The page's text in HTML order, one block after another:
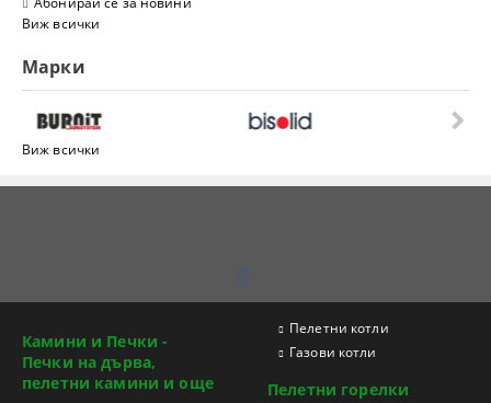
Виж всички
Марки
Виж всички
Камини и Печки -
Печки на дърва,
пелетни камини и още
Пелетни котли
Газови котли
Пелетни горелки